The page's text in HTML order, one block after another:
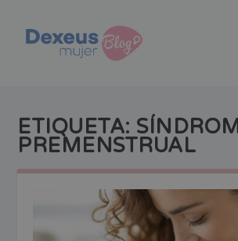
ETIQUETA:
PREMENSTRUAL